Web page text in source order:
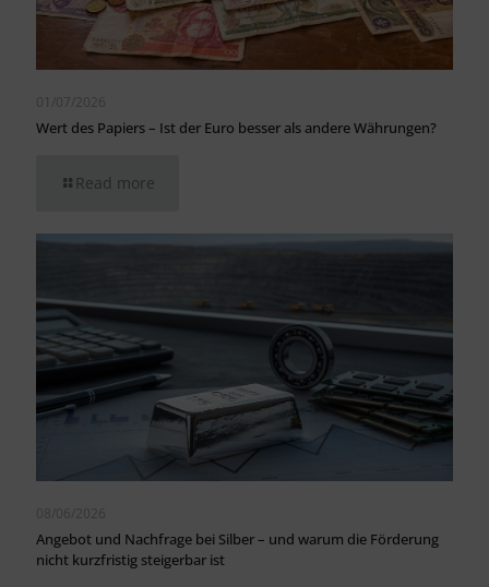
01/07/2026
Wert des Papiers – Ist der Euro besser als andere Währungen?
Read more
08/06/2026
Angebot und Nachfrage bei Silber – und warum die Förderung
nicht kurzfristig steigerbar ist